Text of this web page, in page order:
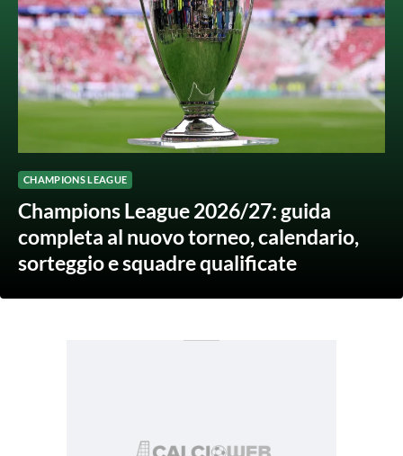
CHAMPIONS LEAGUE
Champions League 2026/27: guida
completa al nuovo torneo, calendario,
sorteggio e squadre qualificate